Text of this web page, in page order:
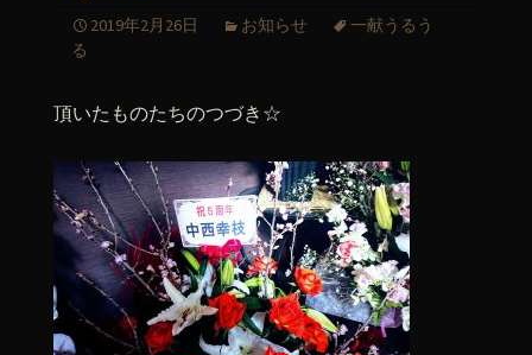
2019年2月26日 お知らせ
一献うるう
る
頂いたものたちのつづき☆